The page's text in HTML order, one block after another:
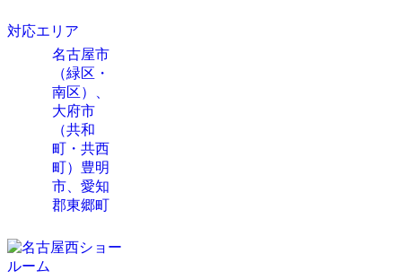
対応エリア
名古屋市
（緑区・
南区）、
大府市
（共和
町・共西
町）豊明
市、愛知
郡東郷町